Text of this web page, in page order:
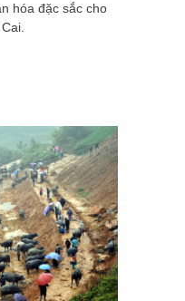
hóa đặc sắc cho